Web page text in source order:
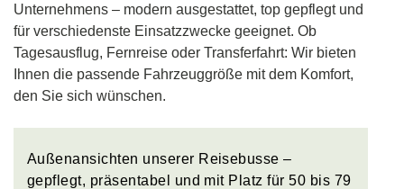
Unternehmens – modern ausgestattet, top gepflegt und
für verschiedenste Einsatzzwecke geeignet. Ob
Tagesausflug, Fernreise oder Transferfahrt: Wir bieten
Ihnen die passende Fahrzeuggröße mit dem Komfort,
den Sie sich wünschen.
Außenansichten unserer Reisebusse –
gepflegt, präsentabel und mit Platz für 50 bis 79